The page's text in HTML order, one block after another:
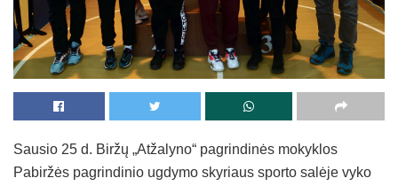
Sausio 25 d. Biržų „Atžalyno“ pagrindinės mokyklos
Pabiržės pagrindinio ugdymo skyriaus sporto salėje vyko